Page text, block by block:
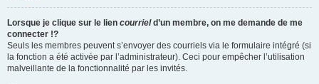
Lorsque je clique sur le lien courrield’un membre, on me demande de me
connecter !?
Seuls les membres peuvent s’envoyer des courriels via le formulaire intégré (si
la fonction a été activée par l’administrateur). Ceci pour empêcher l’utilisation
malveillante de la fonctionnalité par les invités.